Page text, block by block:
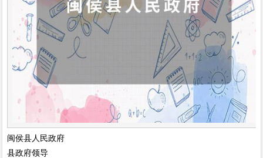
闽侯县人民政府
县政府领导